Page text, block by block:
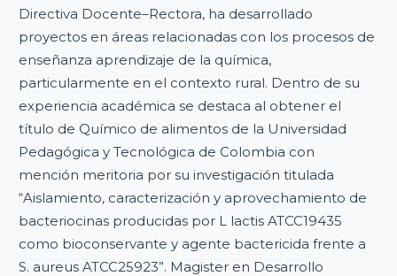
Directiva Docente–Rectora, ha desarrollado
proyectos en áreas relacionadas con los procesos de
enseñanza aprendizaje de la química,
particularmente en el contexto rural. Dentro de su
experiencia académica se destaca al obtener el
título de Químico de alimentos de la Universidad
Pedagógica y Tecnológica de Colombia con
mención meritoria por su investigación titulada
“Aislamiento, caracterización y aprovechamiento de
bacteriocinas producidas por L lactis ATCC19435
como bioconservante y agente bactericida frente a
S. aureus ATCC25923”. Magister en Desarrollo